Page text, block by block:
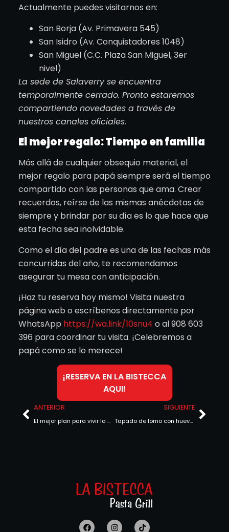
Actualmente puedes visitarnos en:
San Borja (Av. Primavera 545)
San Isidro (Av. Conquistadores 1048)
San Miguel (C.C. Plaza San Miguel, 3er
nivel)
La sede de Salaverry se encuentra
temporalmente cerrado. Pronto estaremos
compartiendo novedades a través de
nuestros canales oficiales.
El mejor regalo: Tiempo en familia
Más allá de cualquier obsequio material, el
mejor regalo para papá siempre será el tiempo
compartido con las personas que ama. Crear
recuerdos, reírse de las mismas anécdotas de
siempre y brindar por su día es lo que hace que
esta fecha sea inolvidable.
Como el día del padre es una de las fechas más
concurridas del año, te recomendamos
asegurar tu mesa con anticipación.
¡Haz tu reserva hoy mismo! Visita nuestra
página web o escríbenos directamente por
WhatsApp https://wa.link/10snu4 o al 908 603
396 para coordinar tu visita. ¡Celebremos a
papá como se lo merece!
¡RESERVA EN LA BISTECCA
AQUI!
ANTERIOR
El mejor plan para vivir la pasión del fútbol está en La Bistecca
SIGUIENTE
Tapado de lomo con huevo montado: el plato del mes que celebra el sabor peruano en julio